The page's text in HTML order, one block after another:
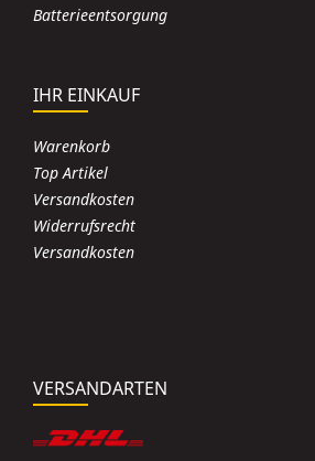
Batterieentsorgung
IHR EINKAUF
Warenkorb
Top Artikel
Versandkosten
Widerrufsrecht
Versandkosten
VERSANDARTEN